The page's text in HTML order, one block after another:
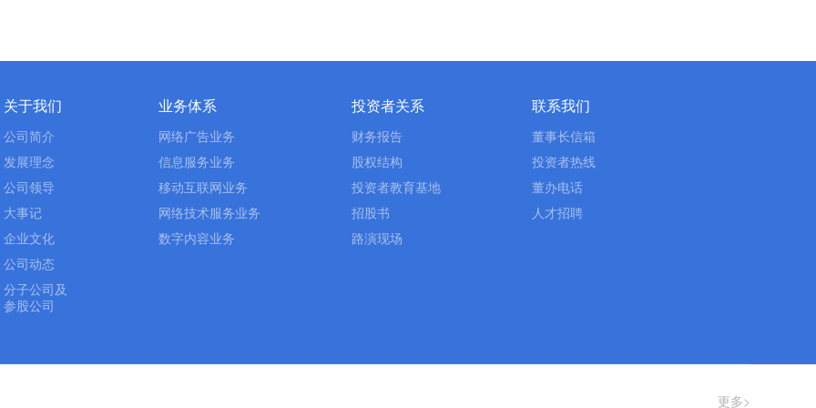
关于我们
公司简介
发展理念
公司领导
大事记
企业文化
公司动态
分子公司及
参股公司
业务体系
网络广告业务
信息服务业务
移动互联网业务
网络技术服务业务
数字内容业务
投资者关系
财务报告
股权结构
投资者教育基地
招股书
路演现场
联系我们
董事长信箱
投资者热线
董办电话
人才招聘
更多>